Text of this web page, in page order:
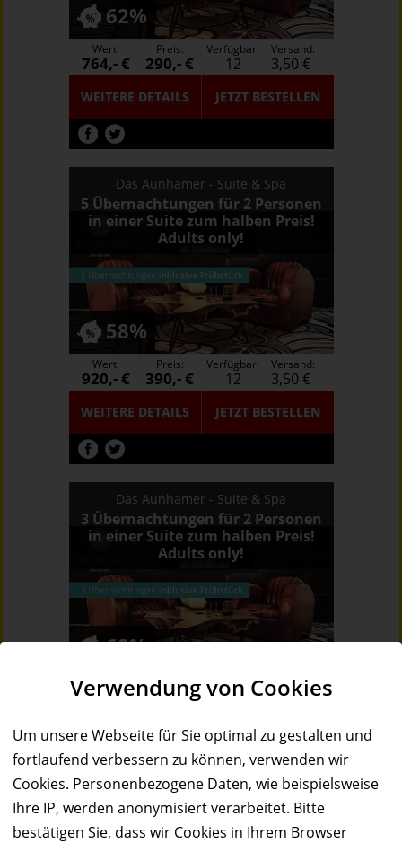
Verwendung von Cookies
Um unsere Webseite für Sie optimal zu gestalten und
fortlaufend verbessern zu können, verwenden wir
Cookies. Personenbezogene Daten, wie beispielsweise
Ihre IP, werden anonymisiert verarbeitet. Bitte
bestätigen Sie, dass wir Cookies in Ihrem Browser
62%
WEITERE DETAILS JETZTBESTELLEN
Wert:
764,- €
Preis:
290,- €
Verfügbar:
12
Versand:
3,50 €
Das Aunhamer - Suite & Spa
5 Übernachtungen für 2 Personen
in einer Suite zum halben Preis!
Adults only!
58%
WEITERE DETAILS JETZTBESTELLEN
Wert:
920,- €
Preis:
390,- €
Verfügbar:
12
Versand:
3,50 €
Das Aunhamer - Suite & Spa
3 Übernachtungen für 2 Personen
in einer Suite zum halben Preis!
Adults only!
68%
WEITERE DETAILS JETZT BESTELLEN
592,- €
Preis:
190,- €
Verfügbar:
11
Versand:
3,50 €
Vergangene Angebote